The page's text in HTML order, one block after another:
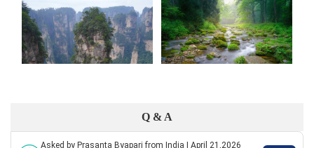
Q & A
Asked by Prasanta Byapari from India | April 21,2026